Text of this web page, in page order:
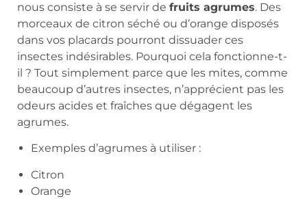
nous consiste à se servir de fruits agrumes. Des
morceaux de citron séché ou d’orange disposés
dans vos placards pourront dissuader ces
insectes indésirables. Pourquoi cela fonctionne-t-
il ? Tout simplement parce que les mites, comme
beaucoup d’autres insectes, n’apprécient pas les
odeurs acides et fraîches que dégagent les
agrumes.
Exemples d’agrumes à utiliser :
Citron
Orange